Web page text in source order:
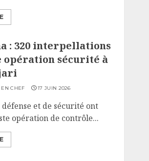
: 320 interpellations
opération sécurité à
EN CHEF 17 JUIN 2026
défense et de sécurité ont
opération de contrôle...